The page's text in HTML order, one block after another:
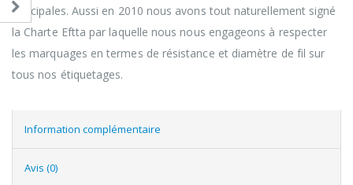
principales. Aussi en 2010 nous avons tout naturellement signé
la Charte Eftta par laquelle nous nous engageons à respecter
les marquages en termes de résistance et diamètre de fil sur
tous nos étiquetages.
Information complémentaire
Avis (0)